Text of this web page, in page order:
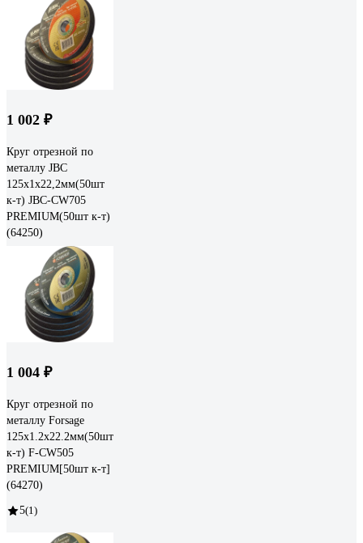
1 002 ₽
Круг отрезной по
металлу JBC
125x1x22,2мм(50шт
к-т) JBC-CW705
PREMIUM(50шт к-т)
(64250)
1 004 ₽
Круг отрезной по
металлу Forsage
125x1.2x22.2мм(50шт
к-т) F-CW505
PREMIUM[50шт к-т]
(64270)
5(1)